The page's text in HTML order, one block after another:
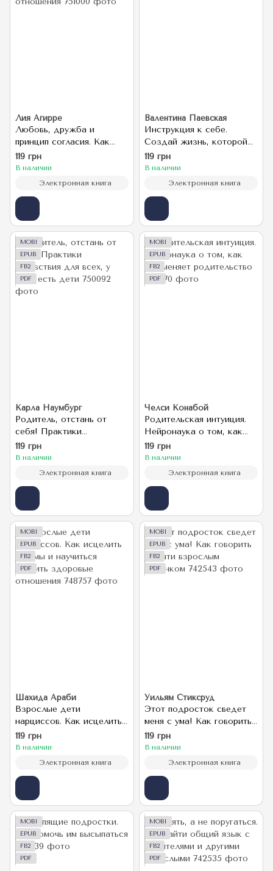
Лия Агирре
Любовь, дружба и
принцип согласия. Как
девочкам ценить себя и
строить безопасные
отношения
119 грн
В наличии
Электронная книга
Валентина Паевская
Инструкция к себе.
Создай жизнь, которой
хочется жить
119 грн
В наличии
Электронная книга
MOBI
EPUB
FB2
PDF
Карла Наумбург
Родитель, отстань от
себя! Практики
сочувствия для всех, у
кого есть дети
119 грн
В наличии
Электронная книга
MOBI
EPUB
FB2
PDF
Челси Конабой
Родительская интуиция.
Нейронаука о том, как
нас меняет родительство
119 грн
В наличии
Электронная книга
MOBI
EPUB
FB2
PDF
Шахида Араби
Взрослые дети
нарциссов. Как исцелить
травмы и научиться
строить здоровые
отношения
119 грн
В наличии
Электронная книга
MOBI
EPUB
FB2
PDF
Уильям Стиксруд
Этот подросток сведет
меня с ума! Как говорить
с почти взрослым
ребенком
119 грн
В наличии
Электронная книга
MOBI
EPUB
FB2
PDF
MOBI
EPUB
FB2
PDF